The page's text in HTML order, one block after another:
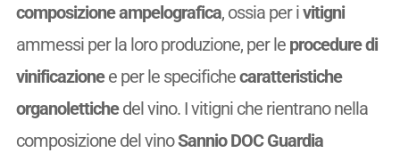
composizione ampelografica, ossia per ivitigni
ammessi per la loro produzione, per le procedure di
vinificazionee per le specifichecaratteristiche
organolettichedel vino. I vitigni che rientrano nella
composizione del vinoSannio DOC Guardia